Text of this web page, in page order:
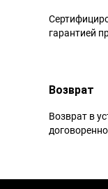
гарантией
Возврат
Возврат в